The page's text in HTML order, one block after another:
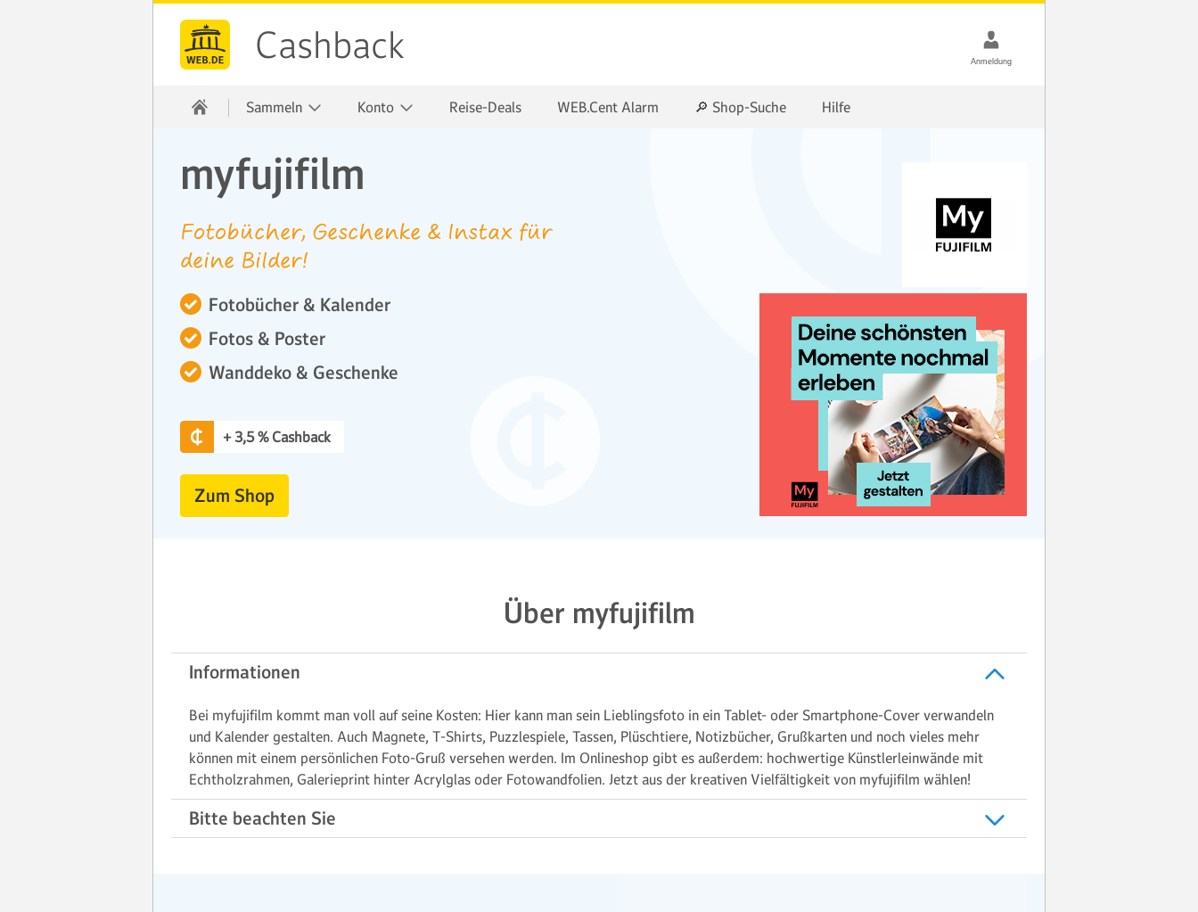
Cashback
Sammeln Konto Reise-Deals WEB.Cent Alarm 🔎 Shop-Suche Hilfe
myfujifilm
Fotobücher, Geschenke & Instax für
deine Bilder!
Fotobücher & Kalender
Fotos & Poster
Wanddeko & Geschenke
+ 3,5 % Cashback
Zum Shop
Über myfujifilm
Informationen
Bei myfujifilm kommt man voll auf seine Kosten: Hier kann man sein Lieblingsfoto in ein Tablet- oder Smartphone-Cover verwandeln
und Kalender gestalten. Auch Magnete, T-Shirts, Puzzlespiele, Tassen, Plüschtiere, Notizbücher, Grußkarten und noch vieles mehr
können mit einem persönlichen Foto-Gruß versehen werden. Im Onlineshop gibt es außerdem: hochwertige Künstlerleinwände mit
Echtholzrahmen, Galerieprint hinter Acrylglas oder Fotowandfolien. Jetzt aus der kreativen Vielfältigkeit von myfujifilm wählen!
Bitte beachten Sie